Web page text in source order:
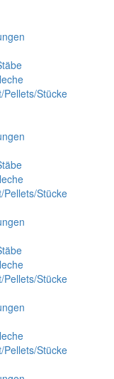
Pellets/Stücke
Pellets/Stücke
Pellets/Stücke
Pellets/Stücke